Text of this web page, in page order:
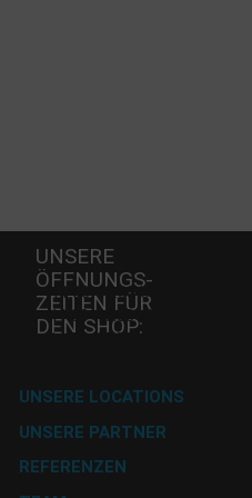
UNSERE
ÖFFNUNGS­
ZEITEN FÜR
DEN SHOP:
Mi - 11:00-17:00 Uhr
Do -11:00-17:00 Uhr
Fr - 11:00-17:00 Uhr
UNSERE LOCATIONS
UNSERE PARTNER
REFERENZEN